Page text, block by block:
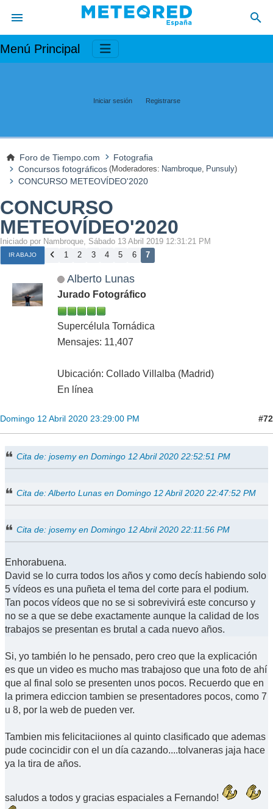
Menú Principal
Iniciar sesión Registrarse
Foro de Tiempo.com
Fotografia
Concursos fotográficos (Moderadores: Nambroque, Punsuly)
CONCURSO METEOVÍDEO'2020
CONCURSO
METEOVÍDEO'2020
Iniciado por Nambroque, Sábado 13 Abril 2019 12:31:21 PM
IR ABAJO 1 2 3 4 5 6 7
Alberto Lunas
Jurado Fotográfico
Supercélula Tornádica
Mensajes: 11,407
Ubicación: Collado Villalba (Madrid)
En línea
Domingo 12 Abril 2020 23:29:00 PM #72
Cita de: josemy en Domingo 12 Abril 2020 22:52:51 PM
Cita de: Alberto Lunas en Domingo 12 Abril 2020 22:47:52 PM
Cita de: josemy en Domingo 12 Abril 2020 22:11:56 PM
Enhorabuena.
David se lo curra todos los años y como decís habiendo solo
5 vídeos es una puñeta el tema del corte para el podium.
Tan pocos vídeos que no se si sobrevivirá este concurso y
no se a que se debe exactamente aunque la calidad de los
trabajos se presentan es brutal a cada nuevo años.
Si, yo también lo he pensado, pero creo que la explicación
es que un video es mucho mas trabajoso que una foto de ahí
que al final solo se presenten unos pocos. Recuerdo que en
la primera ediccion tambien se presentadores pocos, como 7
u 8, por la web de pueden ver.
Tambien mis felicitaciiones al quinto clasificado que ademas
pude cocincidir con el un día cazando....tolvaneras jaja hace
ya la tira de años.
saludos a todos y gracias espaciales a Fernando!